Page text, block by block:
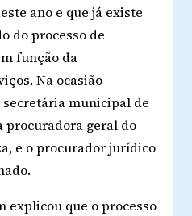
ano e que já existe
do processo de
função da
Na ocasião
municipal de
procuradora geral do
, e o procurador jurídico
explicou que o processo